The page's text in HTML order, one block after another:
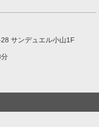
サンデュエル小山1F